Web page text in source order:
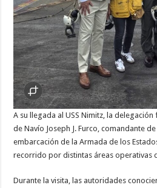
A su llegada al USS Nimitz, la
de Navío Joseph J. Furco, comandante
embarcación de la Armada de los
recorrido por distintas áreas operativas
Durante la visita, las autoridades